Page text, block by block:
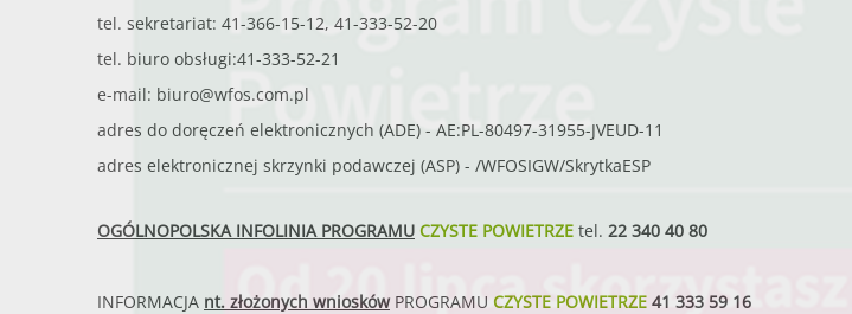
tel. sekretariat: 41-366-15-12, 41-333-52-20
tel. biuro obsługi:41-333-52-21
e-mail: biuro@wfos.com.pl
adres do doręczeń elektronicznych (ADE) - AE:PL-80497-31955-JVEUD-11
adres elektronicznej skrzynki podawczej (ASP) - /WFOSIGW/SkrytkaESP
OGÓLNOPOLSKA INFOLINIA PROGRAMU CZYSTE POWIETRZE tel. 22 340 40 80
INFORMACJA nt. złożonych wniosków PROGRAMU CZYSTE POWIETRZE 41 333 59 16